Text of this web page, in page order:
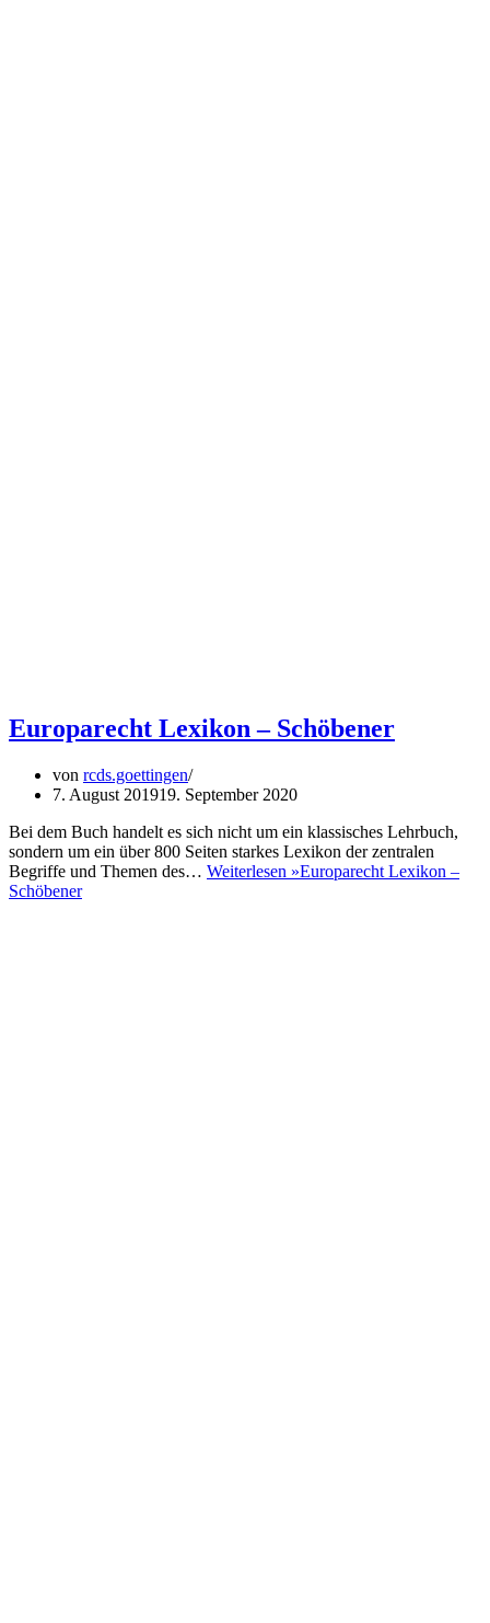
Europarecht Lexikon – Schöbener
von rcds.goettingen
7. August 201919. September 2020
Bei dem Buch handelt es sich nicht um ein klassisches Lehrbuch,
sondern um ein über 800 Seiten starkes Lexikon der zentralen
Begriffe und Themen des… Weiterlesen »Europarecht Lexikon –
Schöbener